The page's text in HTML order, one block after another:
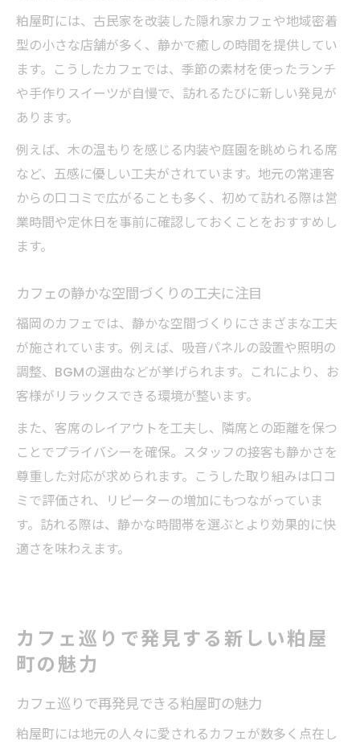
粕屋町には、古民家を改装した隠れ家カフェや地域密着
型の小さな店舗が多く、静かで癒しの時間を提供してい
ます。こうしたカフェでは、季節の素材を使ったランチ
や手作りスイーツが自慢で、訪れるたびに新しい発見が
あります。
例えば、木の温もりを感じる内装や庭園を眺められる席
など、五感に優しい工夫がされています。地元の常連客
からの口コミで広がることも多く、初めて訪れる際は営
業時間や定休日を事前に確認しておくことをおすすめし
ます。
カフェの静かな空間づくりの工夫に注目
福岡のカフェでは、静かな空間づくりにさまざまな工夫
が施されています。例えば、吸音パネルの設置や照明の
調整、BGMの選曲などが挙げられます。これにより、お
客様がリラックスできる環境が整います。
また、客席のレイアウトを工夫し、隣席との距離を保つ
ことでプライバシーを確保。スタッフの接客も静かさを
尊重した対応が求められます。こうした取り組みは口コ
ミで評価され、リピーターの増加にもつながっていま
す。訪れる際は、静かな時間帯を選ぶとより効果的に快
適さを味わえます。
カフェ巡りで発見する新しい粕屋
町の魅力
カフェ巡りで再発見できる粕屋町の魅力
粕屋町には地元の人々に愛されるカフェが数多く点在し